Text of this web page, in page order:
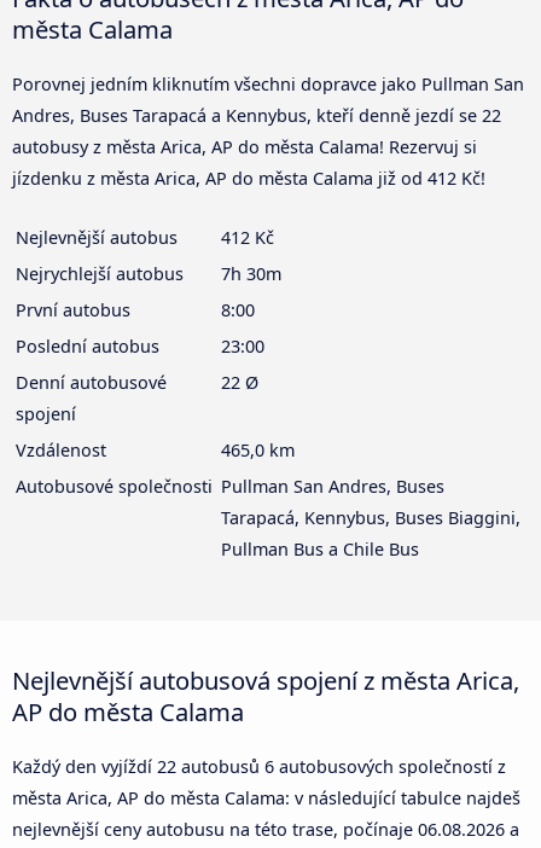
města Calama
Porovnej jedním kliknutím všechni dopravce jako Pullman San
Andres, Buses Tarapacá a Kennybus, kteří denně jezdí se 22
autobusy z města Arica, AP do města Calama! Rezervuj si
jízdenku z města Arica, AP do města Calama již od 412 Kč!
Nejlevnější autobus
412 Kč
Nejrychlejší autobus
7h 30m
První autobus
8:00
Poslední autobus
23:00
Denní autobusové
spojení
22 Ø
Vzdálenost
465,0 km
Autobusové společnosti Pullman San Andres, Buses
Tarapacá, Kennybus, Buses Biaggini,
Pullman Bus a Chile Bus
Nejlevnější autobusová spojení z města Arica,
AP do města Calama
Každý den vyjíždí 22 autobusů 6 autobusových společností z
města Arica, AP do města Calama: v následující tabulce najdeš
nejlevnější ceny autobusu na této trase, počínaje 06.08.2026 a